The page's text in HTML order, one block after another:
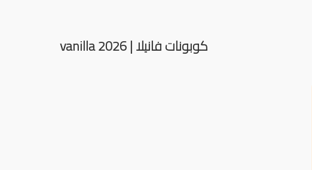
كوبونات فانيلا | vanilla 2026